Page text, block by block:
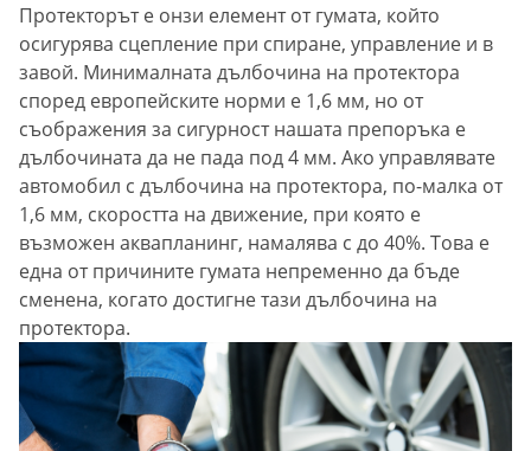
Протекторът е онзи елемент от гумата, който
осигурява сцепление при спиране, управление и в
завой. Минималната дълбочина на протектора
според европейските норми е 1,6 мм, но от
съображения за сигурност нашата препоръка е
дълбочината да не пада под 4 мм. Ако управлявате
автомобил с дълбочина на протектора, по-малка от
1,6 мм, скоростта на движение, при която е
възможен аквапланинг, намалява с до 40%. Това е
една от причините гумата непременно да бъде
сменена, когато достигне тази дълбочина на
протектора.